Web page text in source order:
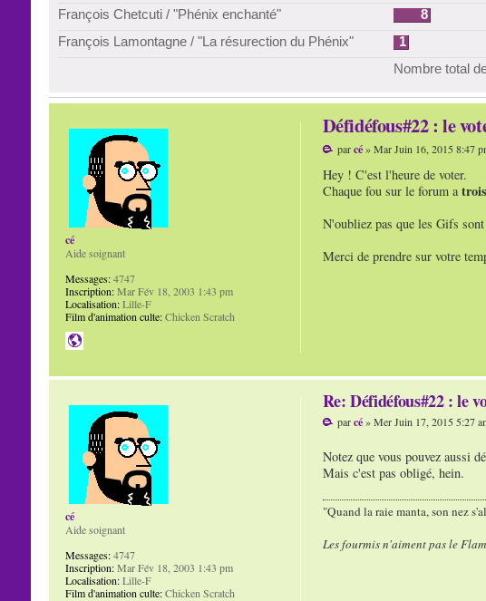
François Chetcuti / "Phénix enchanté"
8
François Lamontagne / "La résurection du Phénix"
1
Nombre total
Défidéfous#22 : le
parcé» Mar Juin 16, 2015 8:47
Hey ! C'est l'heure de voter.
Chaque fou sur le forum a
N'oubliez pas que les Gifs
Merci de prendre sur votre
cé
Aide soignant
Messages:4747
Inscription:Mar Fév 18, 2003 1:43 pm
Localisation:Lille-F
Film d'animation culte:Chicken Scratch
Re: Défidéfous#22 : le
parcé» Mer Juin 17, 2015 5:27
Notez que vous pouvez aussi
Mais c'est pas obligé, hein.
"Quand la raie manta, son nez
Les fourmis n'aiment pas le
cé
Aide soignant
Messages:4747
Inscription:Mar Fév 18, 2003 1:43 pm
Localisation:Lille-F
Film d'animation culte:Chicken Scratch